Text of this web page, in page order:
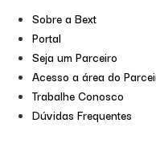
Sobre a Bext
Portal
Seja um Parceiro
Acesso a área do
Trabalhe Conosco
Dúvidas Frequentes